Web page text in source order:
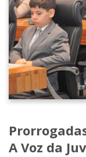
A Voz da